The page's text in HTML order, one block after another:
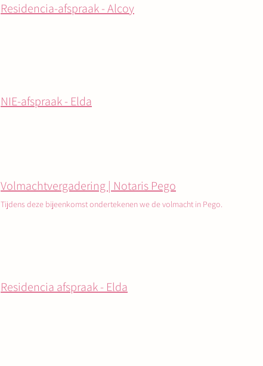
Residencia-afspraak - Alcoy
NIE-afspraak - Elda
Volmachtvergadering | Notaris Pego
Tijdens deze bijeenkomst ondertekenen we de volmacht in Pego.
Residencia afspraak - Elda